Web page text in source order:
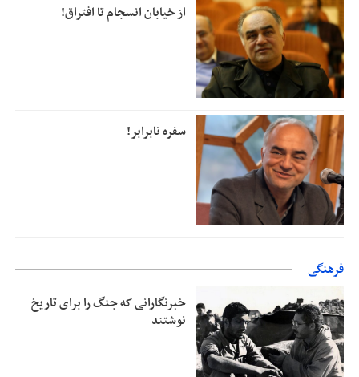
از خیابان انسجام تا افتراق!
سفره نابرابر!
فرهنگی
خبرنگارانی که جنگ را برای تاریخ
نوشتند